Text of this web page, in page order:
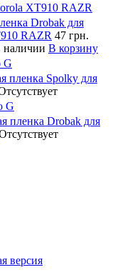
XT910 RAZR
Drobak для
RAZR 47 грн.
наличии В корзину
G
пленка Spolky для
G
пленка Drobak для
версия